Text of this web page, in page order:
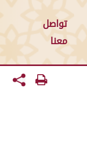
تواصل
معنا